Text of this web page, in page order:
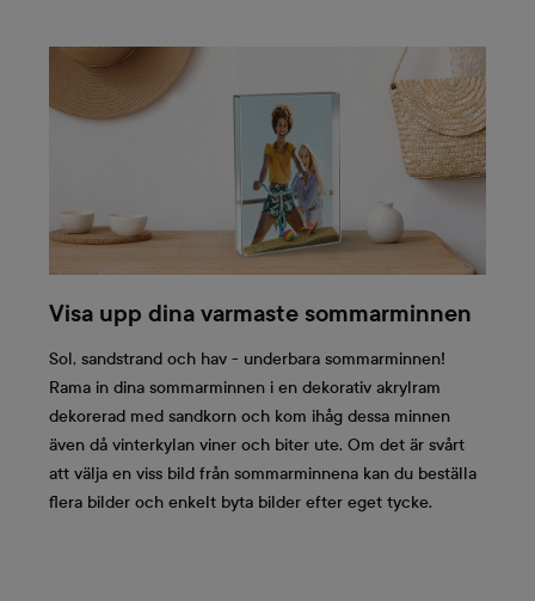
Visa upp dina varmaste sommarminnen
Sol, sandstrand och hav - underbara sommarminnen!
Rama in dina sommarminnen i en dekorativ akrylram
dekorerad med sandkorn och kom ihåg dessa minnen
även då vinterkylan viner och biter ute. Om det är svårt
att välja en viss bild från sommarminnena kan du beställa
flera bilder och enkelt byta bilder efter eget tycke.